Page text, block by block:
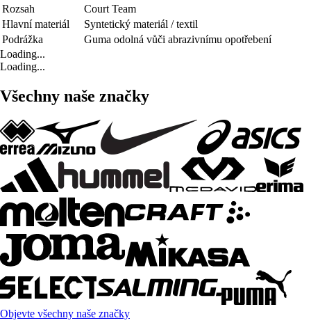
Rozsah
Court Team
Hlavní materiál
Syntetický materiál / textil
Podrážka
Guma odolná vůči abrazivnímu opotřebení
Loading...
Loading...
Všechny naše značky
Objevte všechny naše značky